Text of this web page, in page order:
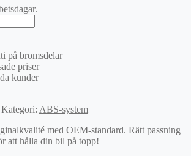
kr.
på bromsdelar
priser
kunder
Kategori: ABS-system
med OEM-standard. Rätt passning
att hålla din bil på topp!